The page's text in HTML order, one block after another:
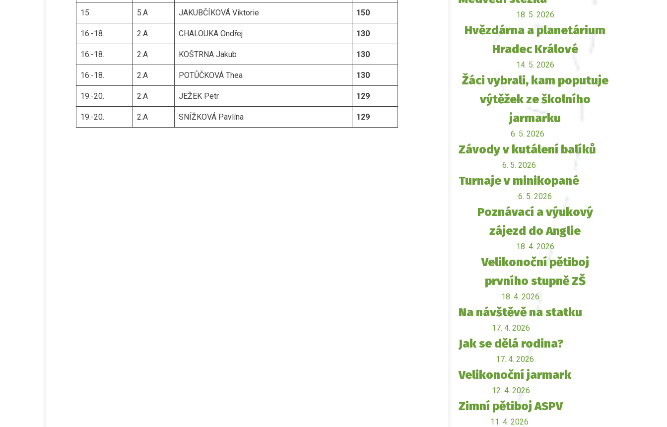
15. 5.A JAKUBČÍKOVÁ Viktorie 150
16.-18. 2.A CHALOUKA Ondřej 130
16.-18. 2.A KOŠTRNA Jakub 130
16.-18. 2.A POTŮČKOVÁ Thea 130
19.-20. 2.A JEŽEK Petr 129
19.-20. 2.A SNÍŽKOVÁ Pavlína 129
18. 5. 2026
Hvězdárna a planetárium
Hradec Králové
14. 5. 2026
Žáci vybrali, kam poputuje
výtěžek ze školního
jarmarku
6. 5. 2026
Závody v kutálení balíků
6. 5. 2026
Turnaje v minikopané
6. 5. 2026
Poznávací a výukový
zájezd do Anglie
18. 4. 2026
Velikonoční pětiboj
prvního stupně ZŠ
18. 4. 2026
Na návštěvě na statku
17. 4. 2026
Jak se dělá rodina?
17. 4. 2026
Velikonoční jarmark
12. 4. 2026
Zimní pětiboj ASPV
11. 4. 2026